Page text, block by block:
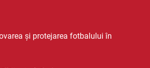
și protejarea fotbalului în